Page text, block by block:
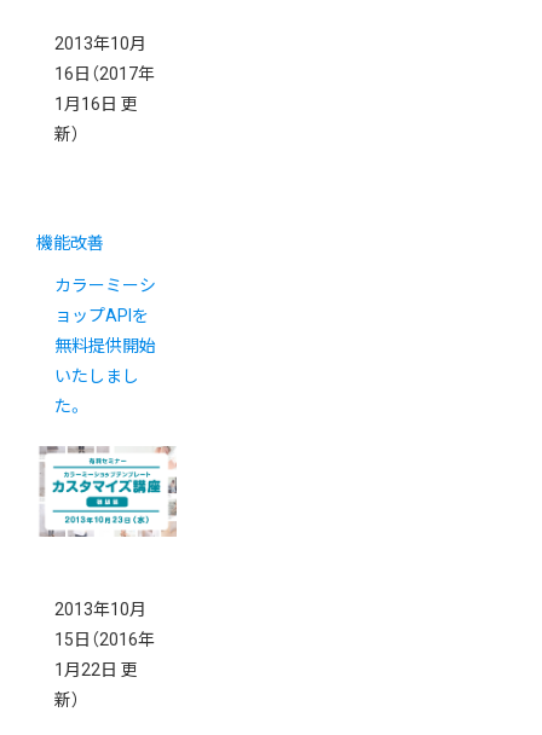
2013年10月
16日 （2017年
1月16日 更
新）
機能改善
カラーミーシ
ョップAPIを
無料提供開始
いたしまし
た。
2013年10月
15日 （2016年
1月22日 更
新）